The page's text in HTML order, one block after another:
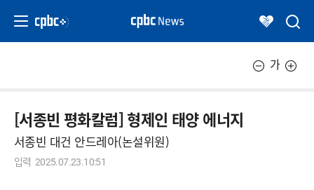
가
[서종빈 평화칼럼] 형제인 태양 에너지
서종빈 대건 안드레아(논설위원)
입력 2025.07.23.10:51